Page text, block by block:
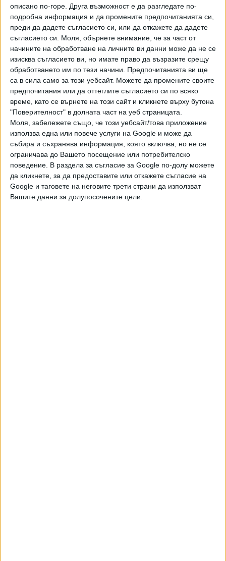
описано по-горе. Друга възможност е да разгледате по-
подробна информация и да промените предпочитанията си,
преди да дадете съгласието си, или да откажете да дадете
съгласието си.
Моля, обърнете внимание, че за част от
начините на обработване на личните ви данни може да не се
изисква съгласието ви, но имате право да възразите срещу
обработването им по тези начини. Предпочитанията ви ще
са в сила само за този уебсайт. Можете да промените своите
предпочитания или да оттеглите съгласието си по всяко
време, като се върнете на този сайт и кликнете върху бутона
"Поверителност" в долната част на уеб страницата.
Моля, забележете също, че този уебсайт/това приложение
използва една или повече услуги на Google и може да
събира и съхранява информация, която включва, но не се
ограничава до Вашето посещение или потребителско
поведение. В раздела за съгласие за Google по-долу можете
да кликнете, за да предоставите или откажете съгласие на
Google и таговете на неговите трети страни да използват
Вашите данни за долупосочените цели.
При акцията са установени трима водачи, които са
извършили нерегламентиран превоз на пътници с леки
автомобили. Водачите са санкционирани, а превозните
средства са спрени от движение, като са свалени
номерата и са иззети документите на автомобилите.
Последвайте ни и в
Ако искате да подкрепите независимата
и качествена журналистика в “Сега”,
можете да направите дарение през
PayPal
Ключови думи: МВР,ДАИ,НАП ,таксита,нелегални